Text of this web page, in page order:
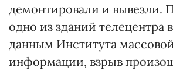
демонтировали и вывезли.
одно из зданий телецентра
данным Института
информации, взрыв